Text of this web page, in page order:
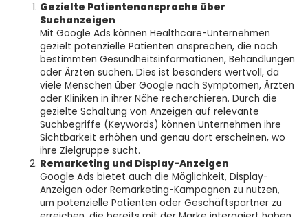
Gezielte Patientenansprache über
Suchanzeigen
Mit Google Ads können Healthcare-Unternehmen
gezielt potenzielle Patienten ansprechen, die nach
bestimmten Gesundheitsinformationen, Behandlungen
oder Ärzten suchen. Dies ist besonders wertvoll, da
viele Menschen über Google nach Symptomen, Ärzten
oder Kliniken in ihrer Nähe recherchieren. Durch die
gezielte Schaltung von Anzeigen auf relevante
Suchbegriffe (Keywords) können Unternehmen ihre
Sichtbarkeit erhöhen und genau dort erscheinen, wo
ihre Zielgruppe sucht.
Remarketing und Display-Anzeigen
Google Ads bietet auch die Möglichkeit, Display-
Anzeigen oder Remarketing-Kampagnen zu nutzen,
um potenzielle Patienten oder Geschäftspartner zu